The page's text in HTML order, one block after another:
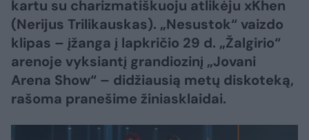
kartu su charizmatiškuoju atlikėju xKhen
(Nerijus Trilikauskas). „Nesustok“ vaizdo
klipas – įžanga į lapkričio 29 d. „Žalgirio“
arenoje vyksiantį grandiozinį „Jovani
Arena Show“ – didžiausią metų diskoteką,
rašoma pranešime žiniasklaidai.